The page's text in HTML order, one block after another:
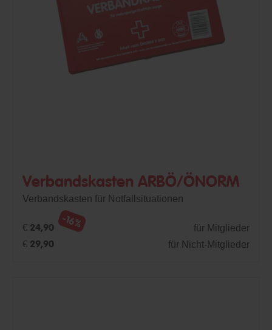
Verbandskasten ARBÖ/ÖNORM
Verbandskasten für Notfallsituationen
€ 24,90 -16% für Mitglieder
€ 29,90 für Nicht-Mitglieder